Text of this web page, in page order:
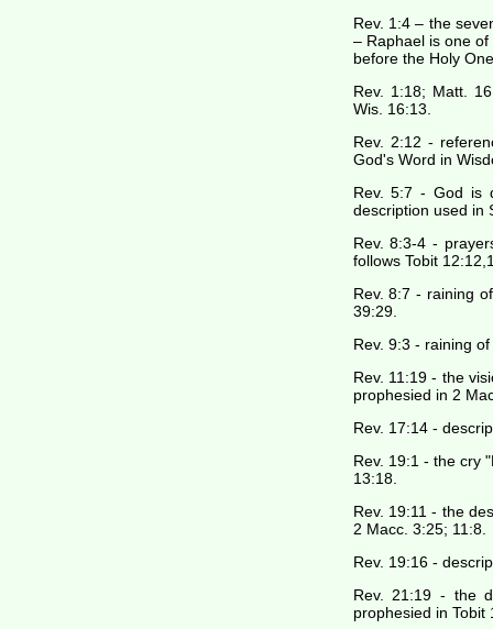
Rev. 1:4 – the
– Raphael is one
before the Holy
Rev. 1:18; Matt.
Wis. 16:13.
Rev. 2:12 -
God's Word in
Rev. 5:7 - God is
description used in
Rev. 8:3-4 -
follows Tobit
Rev. 8:7 - raining
39:29.
Rev. 9:3 - raining
Rev. 11:19 - the
prophesied in 2
Rev. 17:14 -
Rev. 19:1 - the cry
13:18.
Rev. 19:11 - the
2 Macc. 3:25; 11:8.
Rev. 19:16 -
Rev. 21:19 - the
prophesied in Tobit